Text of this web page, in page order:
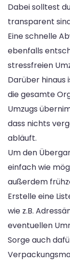
Dabei solltest
transparent
Eine schnelle
ebenfalls
stressfreien
Darüber hinaus
die gesamte
Umzugs
dass nichts
abläuft.
Um den
einfach wie
außerdem
Erstelle eine
wie z.B.
eventuellen
Sorge auch